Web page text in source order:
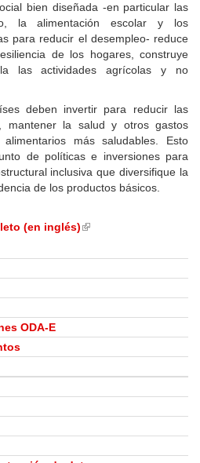
bien diseñada -en particular las
la alimentación escolar y los
para reducir el desempleo- reduce
de los hogares, construye
las actividades agrícolas y no
deben invertir para reducir las
mantener la salud y otros gastos
más saludables. Esto
de políticas e inversiones para
inclusiva que diversifique la
de los productos básicos.
(en inglés)(link
external)
ODA-E